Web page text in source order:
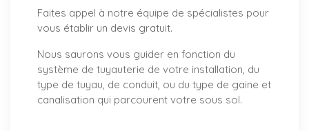
Faites appel à notre équipe de spécialistes pour
vous établir un devis gratuit.
Nous saurons vous guider en fonction du
système de tuyauterie de votre installation, du
type de tuyau, de conduit, ou du type de gaine et
canalisation qui parcourent votre sous sol.